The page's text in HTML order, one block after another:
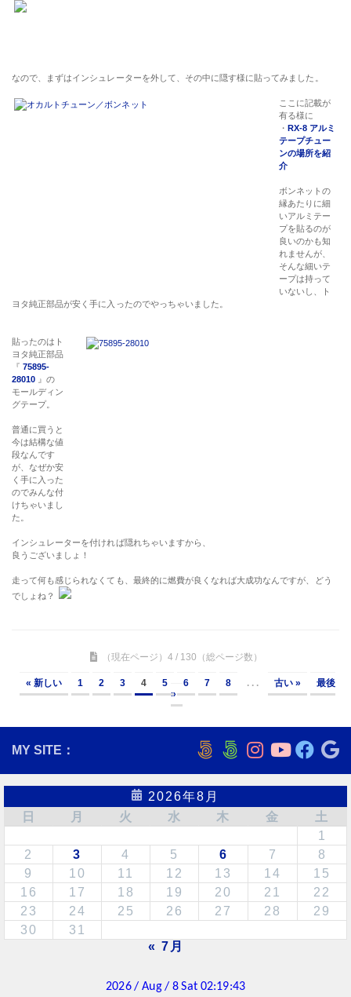
なので、まずはインシュレーターを外して、その中に隠す様に貼ってみました。
ここに記載が
有る様に
・RX-8 アルミ
テープチュー
ンの場所を紹
介
ボンネットの
縁あたりに細
いアルミテー
プを貼るのが
良いのかも知
れませんが、
そんな細いテ
ープは持って
いないし、ト
ヨタ純正部品が安く手に入ったのでやっちゃいました。
貼ったのはト
ヨタ純正部品
『75895-
28010 』の
モールディン
グテープ。
普通に買うと
今は結構な値
段なんです
が、なぜか安
く手に入った
のでみんな付
けちゃいまし
た。
インシュレーターを付ければ隠れちゃいますから、
良うございましょ！
走って何も感じられなくても、最終的に燃費が良くなれば大成功なんですが、どう
でしょね？
（現在ページ）4 / 130（総ページ数）
« 新しい 1 2 3 4 5 6 7 8 . . . 古い »
最後
»
MY SITE：
2026年8月
日
月 火 水 木 金
土
1
2
3 4 5 6 7
8
9
10 11 12 13 14
15
16
17 18 19 20 21
22
23
24 25 26 27 28
29
30
31
« 7月